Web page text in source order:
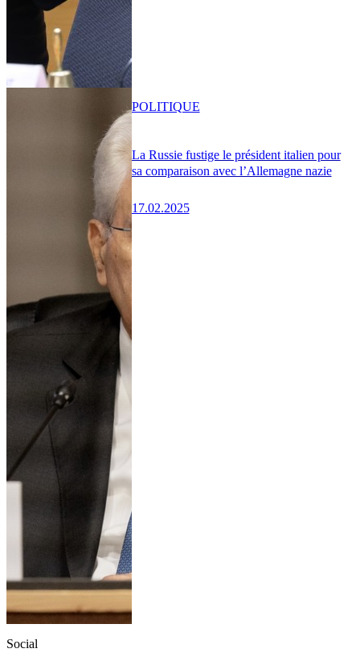
La Russie fustige le président italien pour
sa comparaison avec l’Allemagne nazie
17.02.2025
POLITIQUE
Social